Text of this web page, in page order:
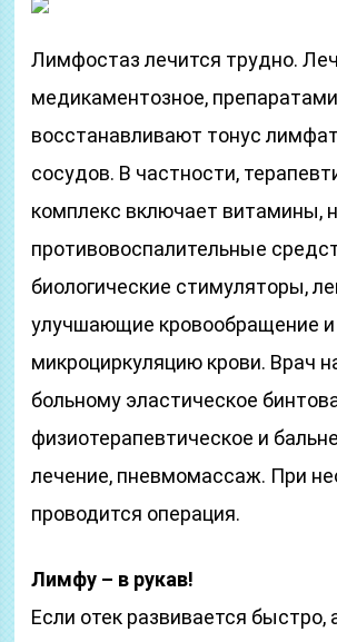
Лимфостаз лечится трудно.
медикаментозное,
восстанавливают тонус
сосудов. В частности,
комплекс включает витамины,
противовоспалительные
биологические стимуляторы,
улучшающие кровообращение и
микроциркуляцию крови. Врач
больному эластическое
физиотерапевтическое и
лечение, пневмомассаж. При
проводится операция.
Лимфу – в рукав!
Если отек развивается быстро,